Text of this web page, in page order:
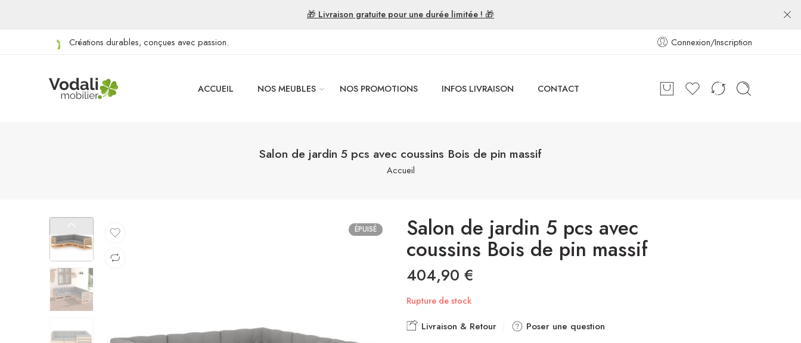
🎁 Livraison gratuite pour une durée limitée ! 🎁
Créations durables, conçues avec passion. Connexion/Inscription
ACCUEIL NOS MEUBLES NOS PROMOTIONS INFOS LIVRAISON CONTACT
Salon de jardin 5 pcs avec coussins Bois de pin massif
Accueil
ÉPUISÉ Salon de jardin 5 pcs avec
coussins Bois de pin massif
404,90 €
Rupture de stock
Livraison & Retour
Poser une question